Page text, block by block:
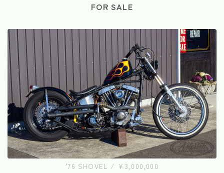
FOR SALE
'76 SHOVEL / ¥3,000,000